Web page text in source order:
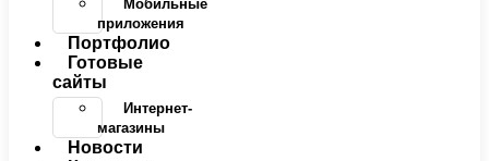
Мобильные
приложения
Портфолио
Готовые
сайты
Интернет-
магазины
Новости